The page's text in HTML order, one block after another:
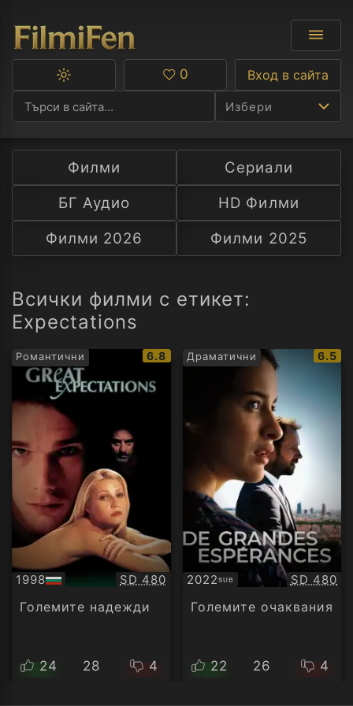
Избери
Ф
С
А
Превключване
тъмна
тема
Любими
0 Вход в сайта
Филми
Сериали
БГ Аудио
HD Филми
Филми 2026
Филми 2025
Всички филми с етикет:
Expectations
Романтични
IMDb
рейтинг:
6.8
1998
БГ
аудио
Качество:
SD 480
Големите надежди
24 28 4
Драматични
IMDb
6.5
2022SUB
Субтитри SD 480
Големите очаквания
22 26 4